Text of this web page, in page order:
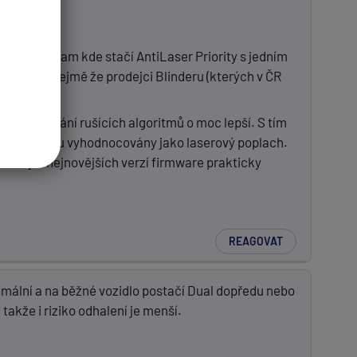
(tedy tam kde stačí AntiLaser Priority s jedním
Samozřejmě že prodejci Blinderu (kterých v ČR
zpracování rušících algoritmů o moc lepší. S tím
jsou vyhodnocovány jako laserový poplach.
u nejnovějších verzí firmware prakticky
REAGOVAT
a na běžné vozidlo postačí Dual dopředu nebo
i riziko odhalení je menší.